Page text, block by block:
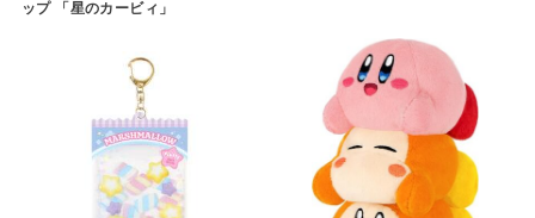
ップ 「星のカービィ」